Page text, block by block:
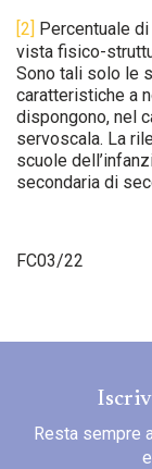
[2] Percentuale
vista fisico-
Sono tali solo le
caratteristiche a
dispongono, nel
servoscala. La
scuole
secondaria di
FC03/22
Resta sempre